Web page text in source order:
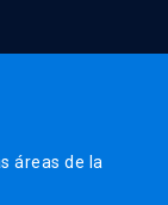
áreas de la